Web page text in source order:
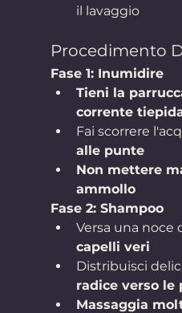
il lavaggio
Procedimento
Fase 1: Inumidire
Tieni la
corrente
Fai scorrere
alle punte
Non mettere
ammollo
Fase 2: Shampoo
Versa una noce
capelli veri
Distribuisci
radice verso le
Massaggia